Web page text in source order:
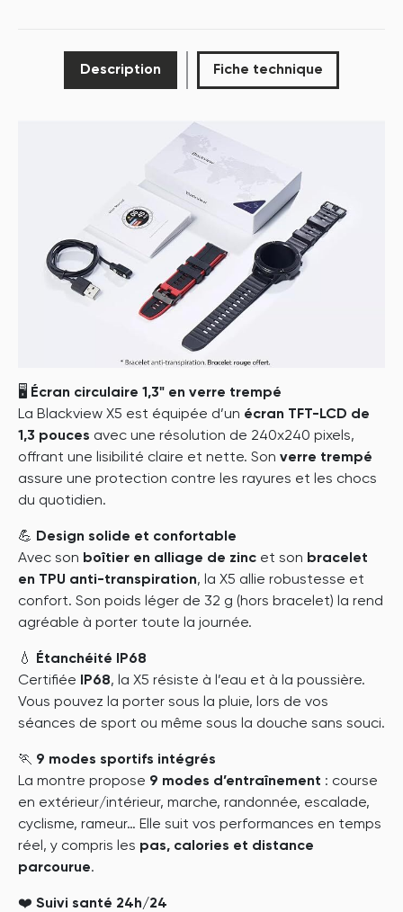
Description Fiche technique
🖥️ Écran circulaire 1,3" en verre trempé
La Blackview X5 est équipée d’un écran TFT-LCD de
1,3 pouces avec une résolution de 240x240 pixels,
offrant une lisibilité claire et nette. Son verre trempé
assure une protection contre les rayures et les chocs
du quotidien.
💪 Design solide et confortable
Avec son boîtier en alliage de zinc et son bracelet
en TPU anti-transpiration, la X5 allie robustesse et
confort. Son poids léger de 32 g (hors bracelet) la rend
agréable à porter toute la journée.
💧
Étanchéité IP68
Certifiée
IP68, la X5 résiste à l’eau et à la poussière.
Vous pouvez la porter sous la pluie, lors de vos
séances de sport ou même sous la douche sans souci.
🏃 9 modes sportifs intégrés
La montre propose 9 modes d’entraînement : course
en extérieur/intérieur, marche, randonnée, escalade,
cyclisme, rameur… Elle suit vos performances en temps
réel, y compris les pas, calories et distance
parcourue.
❤️ Suivi santé 24h/24